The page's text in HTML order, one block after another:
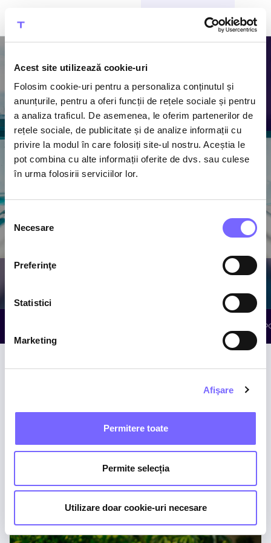
Acest site utilizează cookie-uri
Folosim cookie-uri pentru a personaliza conținutul și
anunțurile, pentru a oferi funcții de rețele sociale și pentru
a analiza traficul. De asemenea, le oferim partenerilor de
rețele sociale, de publicitate și de analize informații cu
privire la modul în care folosiți site-ul nostru. Aceștia le
pot combina cu alte informații oferite de dvs. sau culese
în urma folosirii serviciilor lor.
Selecția
consimțământului
Necesare
Preferinţe
Statistici
Marketing
Afişare
Permitere toate
Permite selecția
Utilizare doar cookie-uri necesare
CUMPĂRĂ BILETE
Activitățile
Therme
Bucură-te de
TRATAMENTE
Aqua Kineto
PISCINA PRINCIPALĂ THE PALM